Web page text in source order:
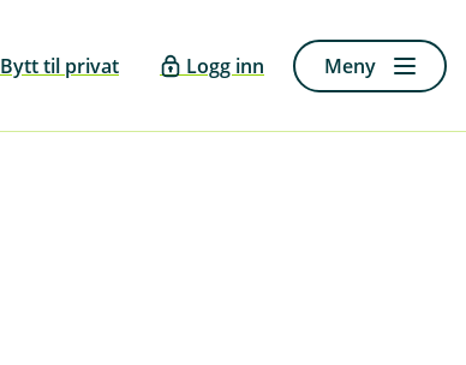
Bytt til privat Logg inn Meny